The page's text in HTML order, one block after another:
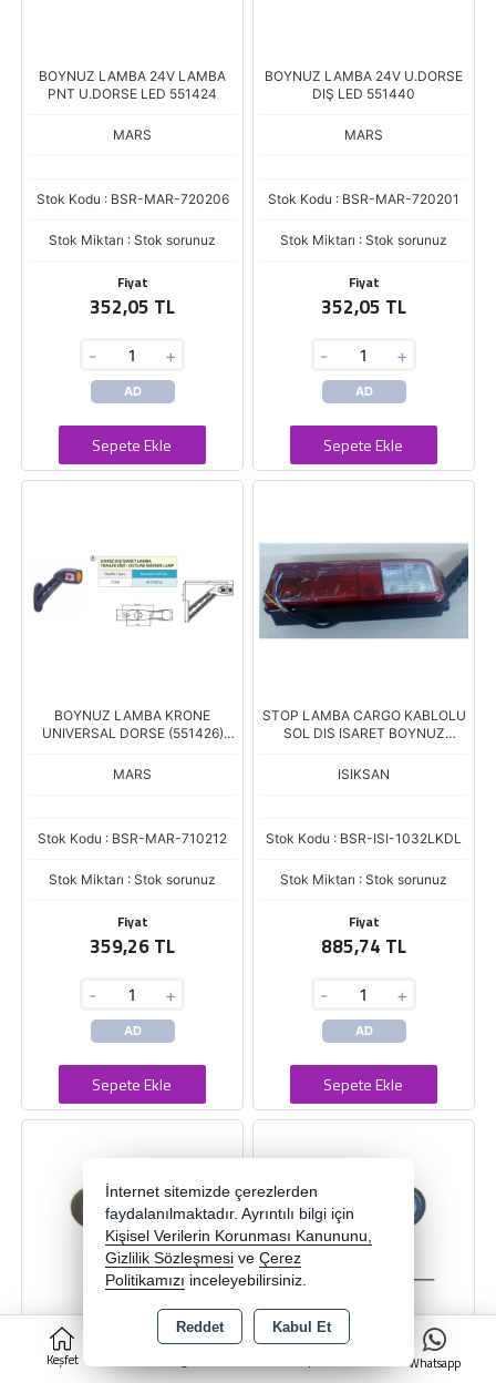
Keşfet
0
Whatsapp
BOYNUZ LAMBA 24V LAMBA
PNT U.DORSE LED 551424
MARS
Stok Kodu : BSR-MAR-720206
Stok Miktarı : Stok sorunuz
Fiyat
352,05 TL
- +
AD
Sepete Ekle
BOYNUZ LAMBA 24V U.DORSE
DIŞ LED 551440
MARS
Stok Kodu : BSR-MAR-720201
Stok Miktarı : Stok sorunuz
Fiyat
352,05 TL
- +
AD
Sepete Ekle
BOYNUZ LAMBA KRONE
UNIVERSAL DORSE (551426)
MARS
Stok Kodu : BSR-MAR-710212
Stok Miktarı : Stok sorunuz
Fiyat
359,26 TL
- +
AD
Sepete Ekle
STOP LAMBA CARGO KABLOLU
SOL DIS ISARET BOYNUZ
ISIKSAN
Stok Kodu : BSR-ISI-1032LKDL
Stok Miktarı : Stok sorunuz
Fiyat
885,74 TL
- +
AD
Sepete Ekle
BOYNUZ LAMBA UZUN EGRI
SOL LED LI K BEYAZ
BOYNUZ LAMBA UZUN EGRI
SAG LED LI K BEYAZ
İnternet sitemizde çerezlerden
faydalanılmaktadır. Ayrıntılı bilgi için
Kişisel Verilerin Korunması Kanununu,
Gizlilik Sözleşmesi ve Çerez
Politikamızı inceleyebilirsiniz.
Reddet Kabul Et